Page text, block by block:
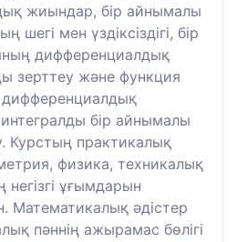
жиындар, бір айнымалы
шегі мен үздіксіздігі, бір
дифференциалдық
зерттеу және функция
дифференциалдық
интегралды бір айнымалы
Курстың практикалық
физика, техникалық
негізгі ұғымдарын
Математикалық әдістер
пәннің ажырамас бөлігі